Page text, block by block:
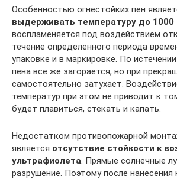
Особенностью огнестойких пен
выдерживать температуру до 1000
воспламеняется под воздействием
течение определенного периода
упаковке и в маркировке. По
пена все же загорается, но при
самостоятельно затухает.
температур при этом не приводит к
будет плавиться, стекать и капать.
Недостатком противопожарной
является отсутствие стойкости к
ультрафиолета . Прямые солнечные
разрушение. Поэтому после нанесения